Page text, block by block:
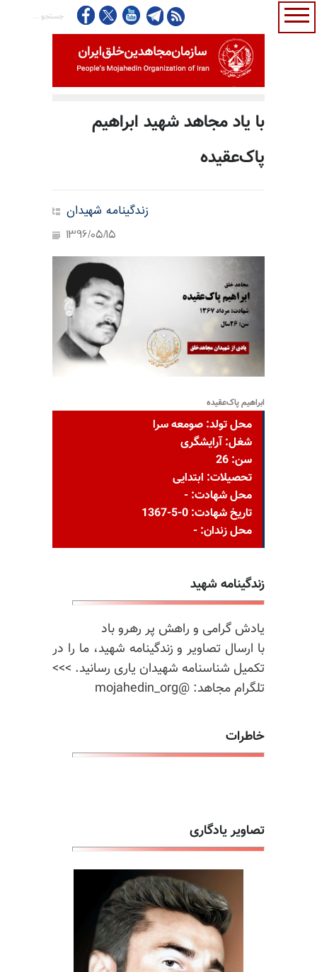
با یاد مجاهد شهید ابراهیم
پاک‌عقیده
زندگینامه شهیدان
1396/05/15
ابراهیم پاک‌عقیده
محل تولد: صومعه سرا
شغل: آرایشگری
سن: 26
تحصیلات: ابتدایی
محل شهادت: -
تاریخ شهادت: 0-5-1367
محل زندان: -
زندگینامه شهید
یادش گرامی و راهش پر رهرو باد
با ارسال تصاویر و زندگینامه شهید، ما را در
تکمیل شناسنامه شهیدان یاری رسانید. >>>
تلگرام مجاهد: @mojahedin_org
خاطرات
تصاویر یادگاری